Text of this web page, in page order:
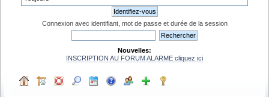
Connexion avec identifiant, mot de passe et durée de la session
Nouvelles:
INSCRIPTION AU FORUM ALARME cliquez ici